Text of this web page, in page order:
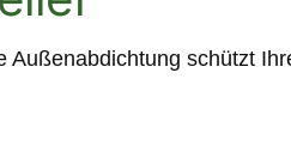
Außenabdichtung schützt